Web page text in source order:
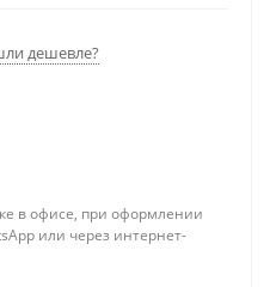
дешевле?
в офисе, при оформлении
или через интернет-